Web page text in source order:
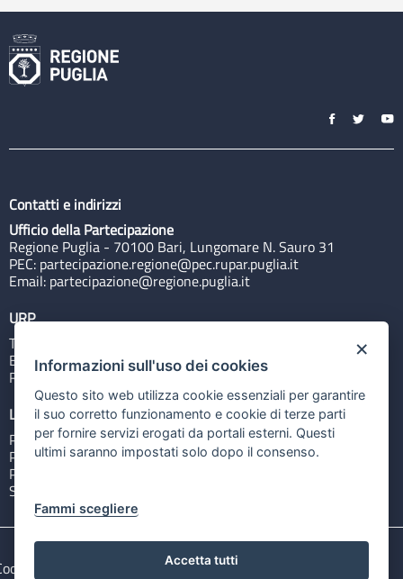
Contatti e indirizzi
Ufficio della Partecipazione
Regione Puglia - 70100 Bari, Lungomare N. Sauro 31
PEC: partecipazione.regione@pec.rupar.puglia.it
Email: partecipazione@regione.puglia.it
URP
Tel: 800713939
Email:quiregione@regione.puglia.it
Rubrica
Link utili
Portale Istituzionale
PO FESR Puglia 2014-2020
PSR Puglia 2014-2020
Sistema Puglia
e privacy Note legali
×
Informazioni sull'uso dei cookies
Questo sito web utilizza cookie essenziali per garantire
il suo corretto funzionamento e cookie di terze parti
per fornire servizi erogati da portali esterni. Questi
ultimi saranno impostati solo dopo il consenso.
Fammi scegliere
Accetta tutti